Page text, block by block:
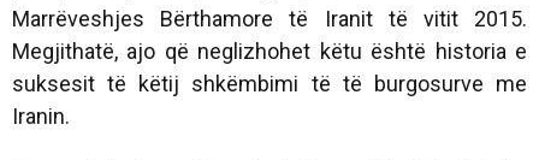
Marrëveshjes Bërthamore të Iranit të vitit 2015.
Megjithatë, ajo që neglizhohet këtu është historia e
suksesit të këtij shkëmbimi të të burgosurve me
Iranin.